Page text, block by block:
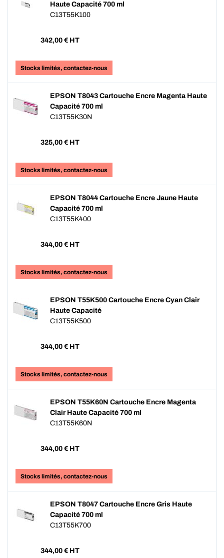
Haute Capacité 700 ml
C13T55K100
342,00 € HT
Stocks limités, contactez-nous
EPSON T8043 Cartouche Encre Magenta Haute
Capacité 700 ml
C13T55K30N
325,00 € HT
Stocks limités, contactez-nous
EPSON T8044 Cartouche Encre Jaune Haute
Capacité 700 ml
C13T55K400
344,00 € HT
Stocks limités, contactez-nous
EPSON T55K500 Cartouche Encre Cyan Clair
Haute Capacité
C13T55K500
344,00 € HT
Stocks limités, contactez-nous
EPSON T55K60N Cartouche Encre Magenta
Clair Haute Capacité 700 ml
C13T55K60N
344,00 € HT
Stocks limités, contactez-nous
EPSON T8047 Cartouche Encre Gris Haute
Capacité 700 ml
C13T55K700
344,00 € HT